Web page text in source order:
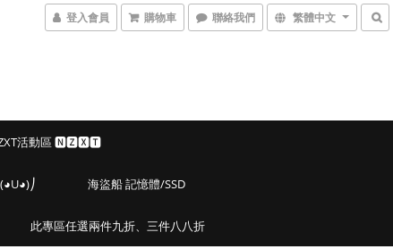
登入會員 購物車 聯絡我們 繁體中文
活動區 🅽🆉🆇🆃
海盜船 記憶體/SSD
此專區任選兩件九折、三件八八折